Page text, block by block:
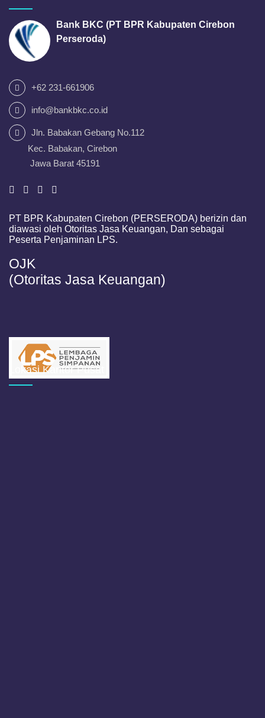
Bank BKC (PT BPR Kabupaten Cirebon
Perseroda)
+62 231-661906
info@bankbkc.co.id
Jln. Babakan Gebang No.112
Kec. Babakan, Cirebon
Jawa Barat 45191
PT BPR Kabupaten Cirebon (PERSERODA) berizin dan
diawasi oleh Otoritas Jasa Keuangan, Dan sebagai
Peserta Penjaminan LPS.
OJK
(Otoritas Jasa Keuangan)
Lokasi Kantor Pusat